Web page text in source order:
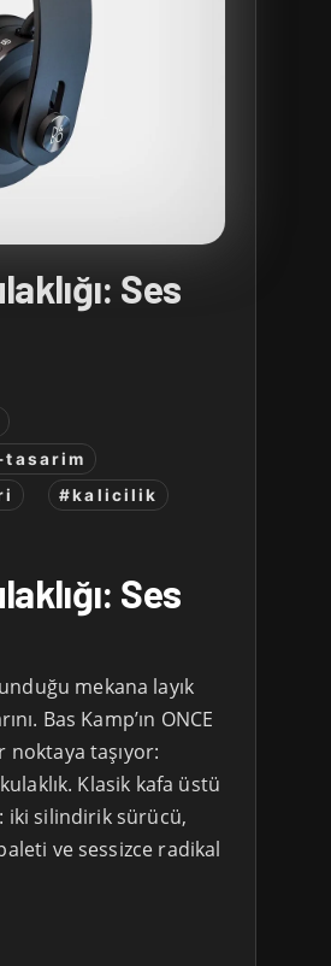
Ses
#kalicilik
Ses
mekana layık
Bas Kamp’ın ONCE
taşıyor:
Klasik kafa üstü
iki silindirik sürücü,
ve sessizce radikal